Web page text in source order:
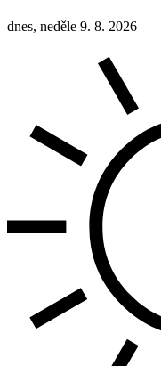
dnes, neděle 9. 8. 2026